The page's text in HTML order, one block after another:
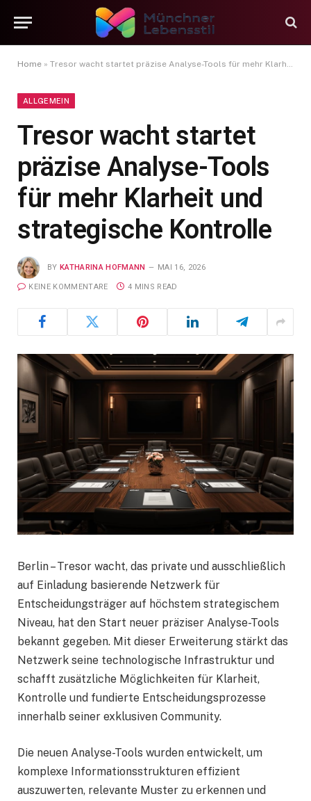
Home » Tresor wacht startet präzise Analyse-Tools für mehr Klarheit und strategische Kontrolle
ALLGEMEIN
Tresor wacht startet
präzise Analyse-Tools
für mehr Klarheit und
strategische Kontrolle
BY KATHARINA HOFMANN MAI 16, 2026
KEINE KOMMENTARE 4 MINS READ
Berlin – Tresor wacht, das private und ausschließlich
auf Einladung basierende Netzwerk für
Entscheidungsträger auf höchstem strategischem
Niveau, hat den Start neuer präziser Analyse-Tools
bekannt gegeben. Mit dieser Erweiterung stärkt das
Netzwerk seine technologische Infrastruktur und
schafft zusätzliche Möglichkeiten für Klarheit,
Kontrolle und fundierte Entscheidungsprozesse
innerhalb seiner exklusiven Community.
Die neuen Analyse-Tools wurden entwickelt, um
komplexe Informationsstrukturen effizient
auszuwerten, relevante Muster zu erkennen und